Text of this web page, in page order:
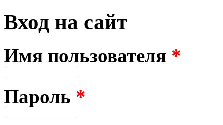
Вход на сайт
Имя пользователя *
Пароль *